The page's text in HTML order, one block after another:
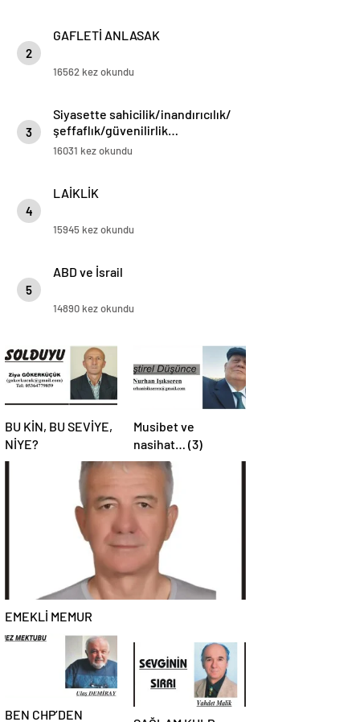
2
GAFLETİ ANLASAK
16562 kez okundu
3
Siyasette sahicilik/inandırıcılık/
şeffaflık/güvenilirlik…
16031 kez okundu
4
LAİKLİK
15945 kez okundu
5
ABD ve İsrail
14890 kez okundu
BU KİN, BU SEVİYE,
NİYE?
Musibet ve
nasihat… (3)
EMEKLİ MEMUR
BEN CHP’DEN